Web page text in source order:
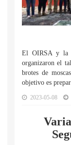
El OIRSA y la
organizaron el
brotes de
objetivo es
2023-05-08